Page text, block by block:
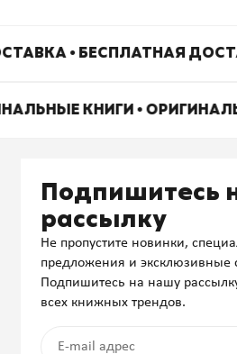
• БЕСПЛАТНАЯ
КНИГИ •
Подпишитесь
рассылку
Не пропустите новинки,
предложения и эксклюзивные
Подпишитесь на нашу
всех книжных трендов.